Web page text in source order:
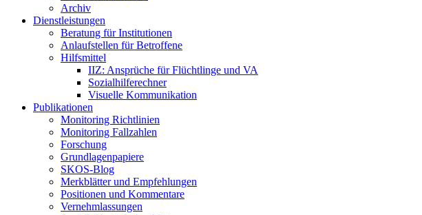
Archiv
Dienstleistungen
Beratung für Institutionen
Anlaufstellen für Betroffene
Hilfsmittel
IIZ: Ansprüche für Flüchtlinge und VA
Sozialhilferechner
Visuelle Kommunikation
Publikationen
Monitoring Richtlinien
Monitoring Fallzahlen
Forschung
Grundlagenpapiere
SKOS-Blog
Merkblätter und Empfehlungen
Positionen und Kommentare
Vernehmlassungen